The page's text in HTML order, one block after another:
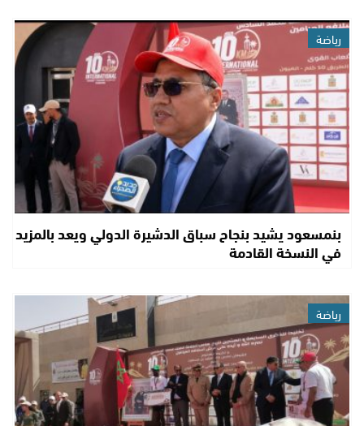
رياضة
بنمسعود يشيد بنجاح سباق الدشيرة الدولي ويعد بالمزيد
في النسخة القادمة
رياضة